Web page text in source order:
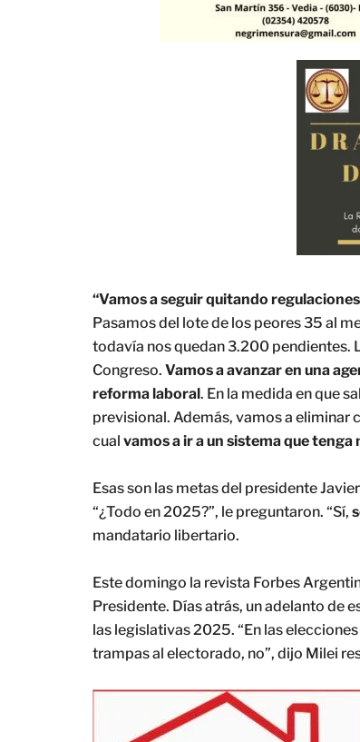
“Vamos a seguir quitando
Pasamos del lote de los peores 35 al
todavía nos quedan 3.200 pendientes.
Congreso. Vamos a avanzar en una
reforma laboral. En la medida en que
previsional. Además, vamos a eliminar
cual vamos a ir a un sistema que tenga
Esas son las metas del presidente
“¿Todo en 2025?”, le preguntaron. “Sí,
mandatario libertario.
Este domingo la revista Forbes
Presidente. Días atrás, un adelanto de
las legislativas 2025. “En las
trampas al electorado, no”, dijo Milei